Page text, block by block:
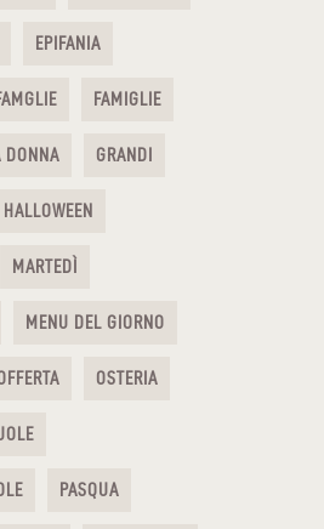
EPIFANIA
FAMIGLIE
DONNA GRANDI
HALLOWEEN
MARTEDÌ
MENU DEL GIORNO
OSTERIA
PASQUA